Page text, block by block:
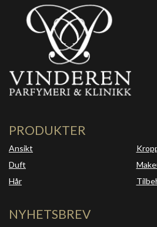
PRODUKTER
Ansikt
Duft
Hår
NYHETSBREV